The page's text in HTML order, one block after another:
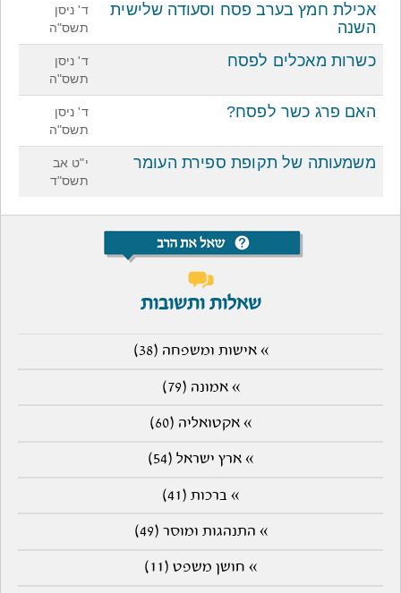
אכילת חמץ בערב פסח וסעודה שלישית
השנה
ד' ניסן
תשס"ה
כשרות מאכלים לפסח
ד' ניסן
תשס"ה
האם פרג כשר לפסח?
ד' ניסן
תשס"ה
משמעותה של תקופת ספירת העומר
י"ט אב
תשס"ד
שאלות ותשובות
» אישות ומשפחה (38)
» אמונה (79)
» אקטואליה (60)
» ארץ ישראל (54)
» ברכות (41)
» התנהגות ומוסר (49)
» חושן משפט (11)